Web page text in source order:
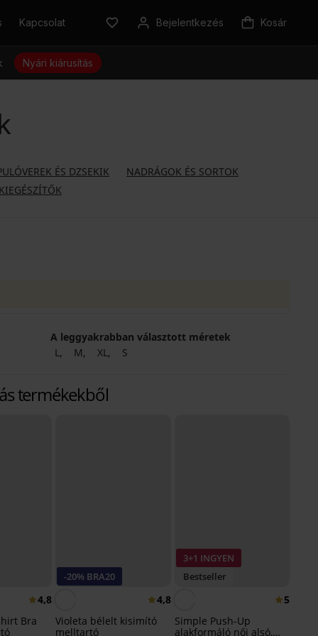
Kapcsolat Bejelentkezés Kosár
Nyári kiárusítás
ÉS DZSEKIK
NADRÁGOK ÉS SORTOK
A leggyakrabban választott méretek
L
M XL S
termékekből
4,8
Bra
-20% BRA20
4,8
Violeta bélelt kisimító
melltartó
3+1 INGYEN
Bestseller
5
Simple Push-Up
alakformáló női alsó,